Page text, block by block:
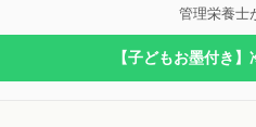
管理栄養士
【子どもお墨付き